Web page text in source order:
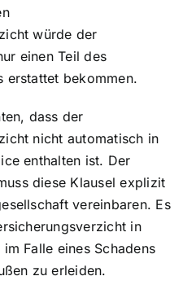
würde der
einen Teil des
erstattet bekommen.
dass der
nicht automatisch in
enthalten ist. Der
diese Klausel explizit
vereinbaren. Es
in
Falle eines Schadens
zu erleiden.